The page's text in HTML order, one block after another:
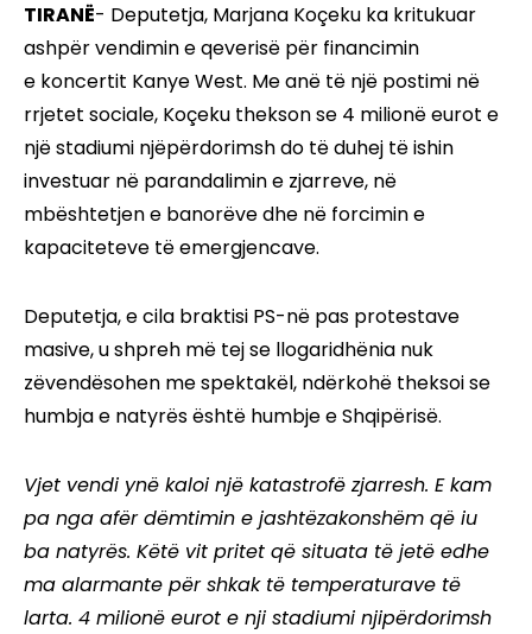
TIRANË- Deputetja, Marjana Koçeku ka kritukuar
ashpër vendimin e qeverisë për financimin
e koncertit Kanye West. Me anë të një postimi në
rrjetet sociale, Koçeku thekson se 4 milionë eurot e
një stadiumi njëpërdorimsh do të duhej të ishin
investuar në parandalimin e zjarreve, në
mbështetjen e banorëve dhe në forcimin e
kapaciteteve të emergjencave.
Deputetja, e cila braktisi PS-në pas protestave
masive, u shpreh më tej se llogaridhënia nuk
zëvendësohen me spektakël, ndërkohë theksoi se
humbja e natyrës është humbje e Shqipërisë.
Vjet vendi ynë kaloi një katastrofë zjarresh. E kam
pa nga afër dëmtimin e jashtëzakonshëm që iu
ba natyrës. Këtë vit pritet që situata të jetë edhe
ma alarmante për shkak të temperaturave të
larta. 4 milionë eurot e nji stadiumi njipërdorimsh